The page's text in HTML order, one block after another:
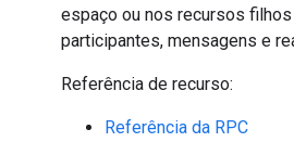
espaço ou nos recursos
participantes, mensagens e
Referência de recurso:
Referência da RPC